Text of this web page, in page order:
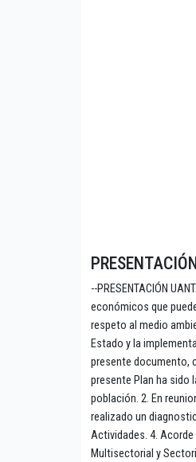
--PRESENTACIÓN
económicos que
respeto al medio
Estado y la
presente documento,
presente Plan ha sido
población. 2. En
realizado un
Actividades. 4.
Multisectorial y